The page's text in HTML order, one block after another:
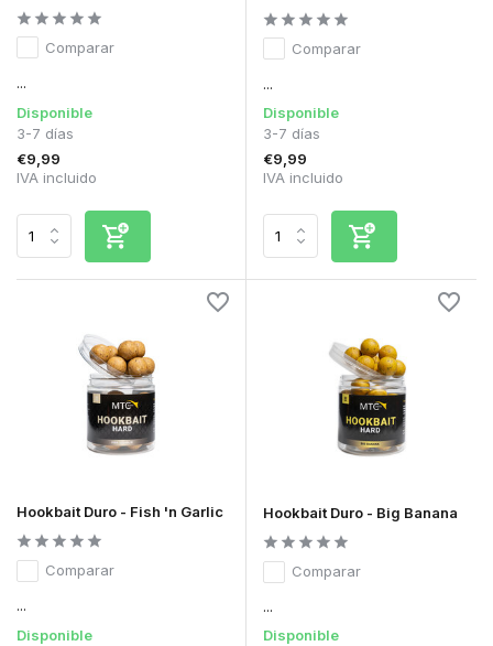
Comparar
...
Disponible
3-7 días
€9,99
IVA incluido
Comparar
...
Disponible
3-7 días
€9,99
IVA incluido
Hookbait Duro - Fish 'n Garlic
Comparar
...
Disponible
Hookbait Duro - Big Banana
Comparar
...
Disponible